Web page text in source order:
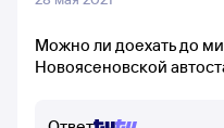
Можно ли доехать до
Новоясеновской